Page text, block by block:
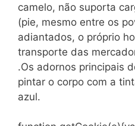
camelo, não suporta
(pie, mesmo entre os
adiantados, o próprio
transporte das
.Os adornos principais
pintar o corpo com a
azul.